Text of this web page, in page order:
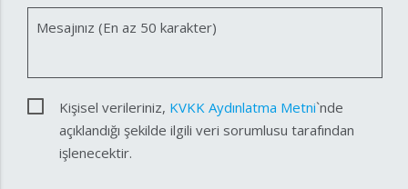
Mesajınız (En az 50 karakter)
Kişisel verileriniz, KVKK Aydınlatma Metni`nde
açıklandığı şekilde ilgili veri sorumlusu tarafından
işlenecektir.